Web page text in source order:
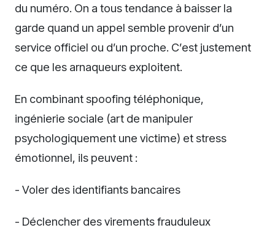
du numéro. On a tous tendance à baisser la
garde quand un appel semble provenir d’un
service officiel ou d’un proche. C’est justement
ce que les arnaqueurs exploitent.
En combinant spoofing téléphonique,
ingénierie sociale (art de manipuler
psychologiquement une victime) et stress
émotionnel, ils peuvent :
- Voler des identifiants bancaires
- Déclencher des virements frauduleux